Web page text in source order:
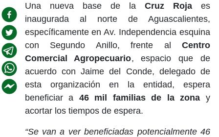
Una nueva base de la Cruz Rojaes
inaugurada al norte de Aguascalientes,
específicamente en Av. Independencia esquina
con Segundo Anillo, frente al Centro
Comercial Agropecuario, espacio que de
acuerdo con Jaime del Conde, delegado de
esta organización en la entidad, espera
beneficiar a 46 mil familias de la zona y
acortar los tiempos de espera.
“Se van a ver beneficiadas potencialmente 46